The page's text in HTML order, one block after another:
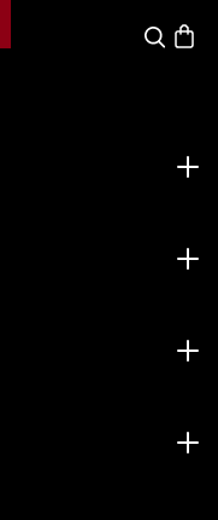
Kereses